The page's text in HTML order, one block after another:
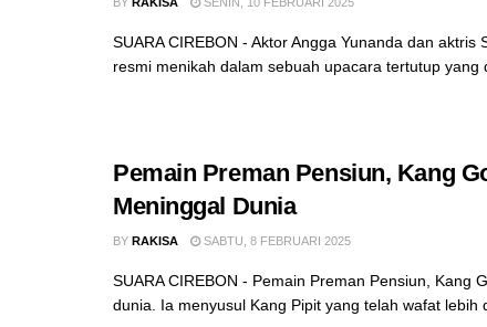
SUARA CIREBON - Aktor Angga Yunanda dan aktris
resmi menikah dalam sebuah upacara tertutup yang
Pemain Preman Pensiun, Kang
Meninggal Dunia
BY RAKISA SABTU, 8 FEBRUARI 2025
SUARA CIREBON - Pemain Preman Pensiun, Kang
dunia. Ia menyusul Kang Pipit yang telah wafat lebih